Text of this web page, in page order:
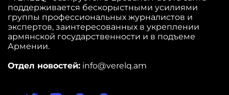
поддерживается бескорыстными усилиями
группы профессиональных журналистов и
экспертов, заинтересованных в укреплении
армянской государственности и в подъеме
Армении.
Отдел новостей: info@verelq.am